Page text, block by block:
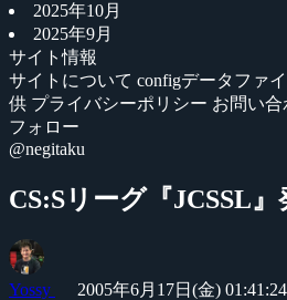
2025年10月
2025年9月
サイト情報
サイトについて configデータファ
供 プライバシーポリシー お問い合
フォロー
@negitaku
CS:Sリーグ『JCSSL』
Yossy 2005年6月17日(金) 01:41:24